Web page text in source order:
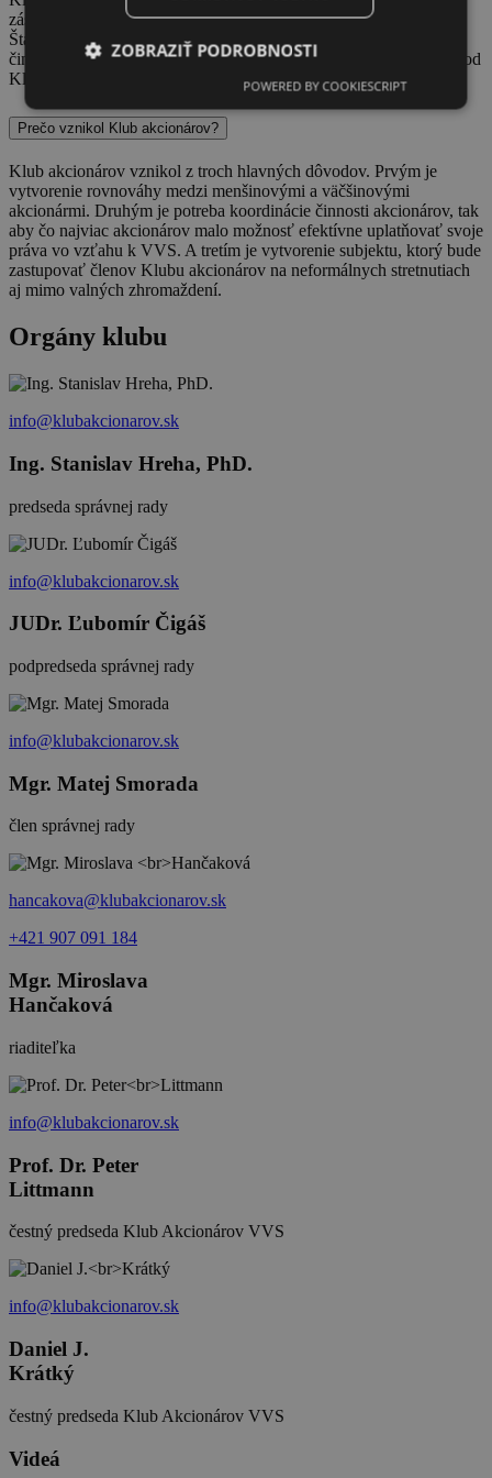
zástupcu do dozornej rady.
Štatutárny orgán – Riaditeľ združenia organizuje, riadi bežnú
činnosť združenia a koná v mene združenia. Je zodpovedný za chod
Klubu akcionárov.
Prečo vznikol Klub akcionárov?
Klub akcionárov vznikol z troch hlavných dôvodov. Prvým je
vytvorenie rovnováhy medzi menšinovými a väčšinovými
akcionármi. Druhým je potreba koordinácie činnosti akcionárov, tak
aby čo najviac akcionárov malo možnosť efektívne uplatňovať svoje
práva vo vzťahu k VVS. A tretím je vytvorenie subjektu, ktorý bude
zastupovať členov Klubu akcionárov na neformálnych stretnutiach
aj mimo valných zhromaždení.
Orgány klubu
info@klubakcionarov.sk
Ing. Stanislav Hreha, PhD.
predseda správnej rady
info@klubakcionarov.sk
JUDr. Ľubomír Čigáš
podpredseda správnej rady
info@klubakcionarov.sk
Mgr. Matej Smorada
člen správnej rady
hancakova@klubakcionarov.sk
+421 907 091 184
Mgr. Miroslava
Hančaková
riaditeľka
info@klubakcionarov.sk
Prof. Dr. Peter
Littmann
čestný predseda Klub Akcionárov VVS
info@klubakcionarov.sk
Daniel J.
Krátký
čestný predseda Klub Akcionárov VVS
Videá
ZOBRAZIŤ PODROBNOSTI
POWERED BY COOKIESCRIPT